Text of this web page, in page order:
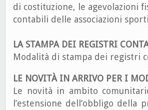
di costituzione, le agevolazioni
contabili delle associazioni
LA STAMPA DEI REGISTRI
Modalità di stampa dei registri
LE NOVITÀ IN ARRIVO PER I
Le novità in ambito
l’estensione dell’obbligo